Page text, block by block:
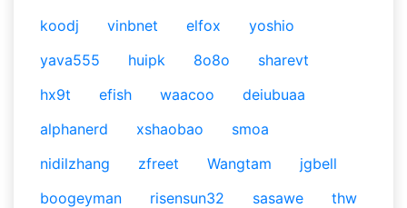
koodj
vinbnet elfox
yoshio
yava555
huipk 8o8o
sharevt
hx9t
efish waacoo
deiubuaa
alphanerd
xshaobao
smoa
nidilzhang
zfreet Wangtam
jgbell
boogeyman
risensun32 sasawe
thw